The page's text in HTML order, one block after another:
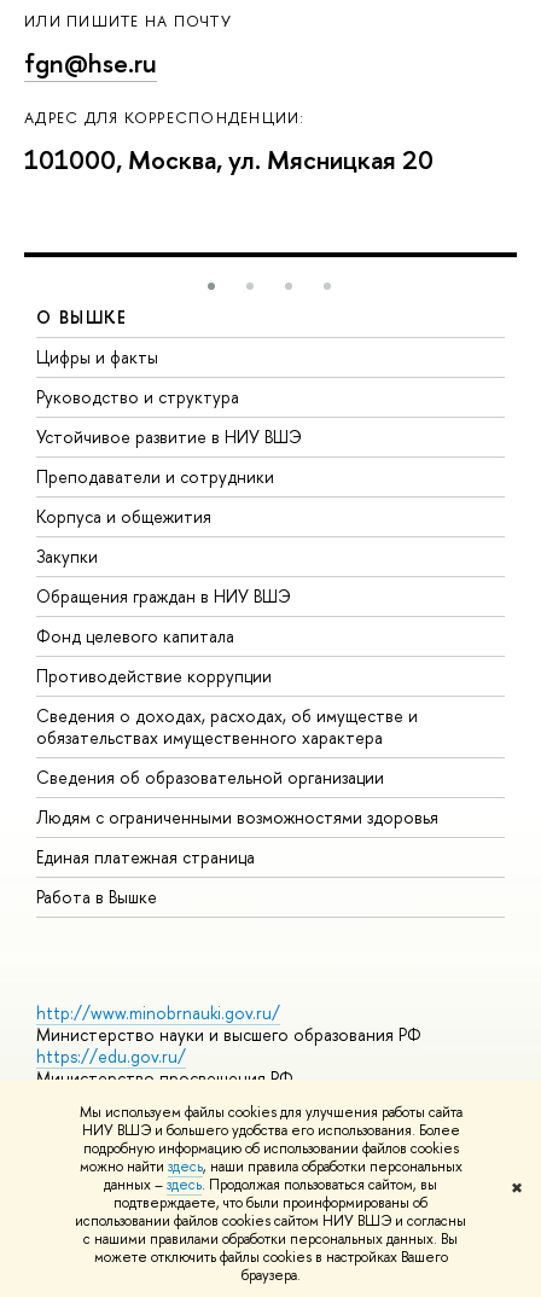
Мы используем файлы cookies для улучшения работы сайта
НИУ ВШЭ и большего удобства его использования. Более
подробную информацию об использовании файлов cookies
можно найти здесь, наши правила обработки персональных
данных –здесь. Продолжая пользоваться сайтом, вы
подтверждаете, что были проинформированы об
использовании файлов cookies сайтом НИУ ВШЭ и согласны
с нашими правилами обработки персональных данных. Вы
можете отключить файлы cookies в настройках Вашего
браузера.
✖
ИЛИ ПИШИТЕ НА ПОЧТУ
fgn@hse.ru
АДРЕС ДЛЯ КОРРЕСПОНДЕНЦИИ:
101000, Москва, ул. Мясницкая 20
О ВЫШКЕ
Цифры и факты
Руководство и структура
Устойчивое развитие в НИУ ВШЭ
Преподаватели и сотрудники
Корпуса и общежития
Закупки
Обращения граждан в НИУ ВШЭ
Фонд целевого капитала
Противодействие коррупции
Сведения о доходах, расходах, об имуществе и
обязательствах имущественного характера
Сведения об образовательной организации
Людям с ограниченными возможностями здоровья
Единая платежная страница
Работа в Вышке
http://www.minobrnauki.gov.ru/
Министерство науки и высшего образования РФ
https://edu.gov.ru/
Министерство просвещения РФ
https://elearning.hse.ru/mooc
Массовые открытые онлайн-курсы
© НИУ ВШЭ 1993–2026 Адреса и контактыУсловия
использования материалов Политика конфиденциальности
Шрифты HSE Sans и HSE Slab разработаны вШколе дизайна НИУ